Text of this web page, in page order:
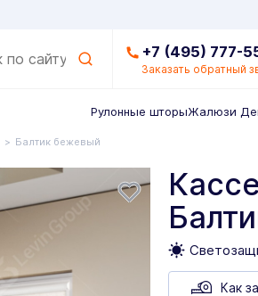
+7 (495) 777-
Заказать обратный
Рулонные шторыЖалюзи
Балтик бежевый
Как